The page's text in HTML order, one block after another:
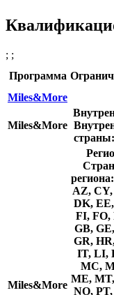
; ;
Программа
Miles&More
Miles&More
Miles&More
AZ,
DK,
FI, FO,
GB,
GR,
IT, LI,
MC,
ME,
NO,